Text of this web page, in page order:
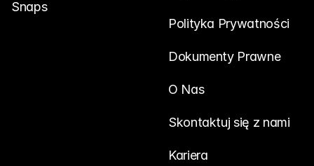
Snaps
Polityka Prywatności
Dokumenty Prawne
O Nas
Skontaktuj się z nami
Kariera